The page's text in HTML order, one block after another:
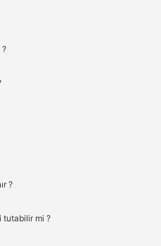
?
?
tutabilir mi ?